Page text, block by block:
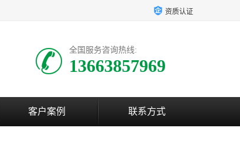
资质认证
全国服务咨询热线:
13663857969
客户案例 联系方式